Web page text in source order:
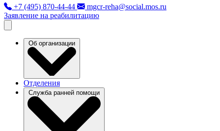
+7 (495) 870-44-44
mgcr-reha@social.mos.ru
Заявление на реабилитацию
Об организации
Отделения
Служба ранней помощи